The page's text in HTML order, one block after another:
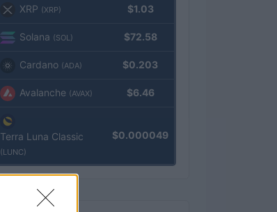
XRP (XRP) $1.03
Solana (SOL) $72.58
Cardano (ADA) $0.203
Avalanche (AVAX) $6.46
Terra Luna Classic
(LUNC)
$0.000049